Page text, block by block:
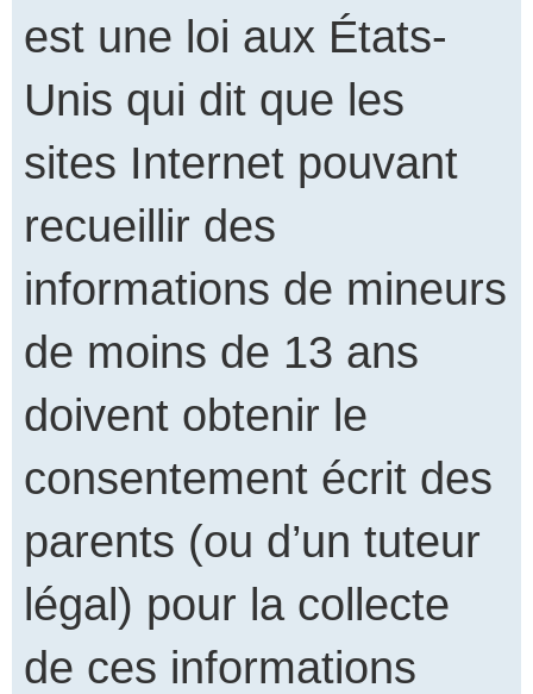
est une loi aux États-
Unis qui dit que les
sites Internet pouvant
recueillir des
informations de mineurs
de moins de 13 ans
doivent obtenir le
consentement écrit des
parents (ou d’un tuteur
légal) pour la collecte
de ces informations